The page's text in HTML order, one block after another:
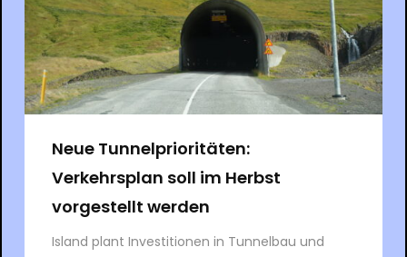
Neue Tunnelprioritäten:
Verkehrsplan soll im Herbst
vorgestellt werden
Island plant Investitionen in Tunnelbau und